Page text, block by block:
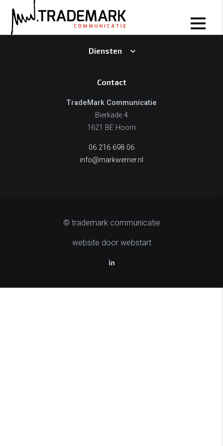
Diensten
Contact
TradeMark Communicatie
Bierkade 4
1621 BE Hoorn
06 216 698 06
info@markwerner.nl
© trademark communicatie
website door webstart